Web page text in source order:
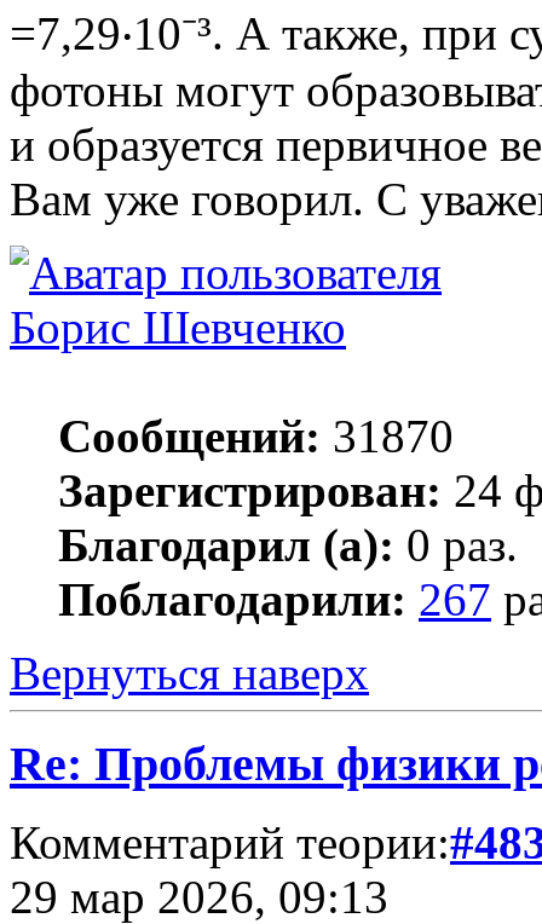
=7,29‧10⁻³. А также, при
фотоны могут
и образуется первичное
Вам уже говорил. С
Борис Шевченко
Сообщений: 31870
Зарегистрирован: 24
Благодарил (а): 0 раз.
Поблагодарили: 267
Вернуться наверх
Re: Проблемы физики
Комментарий теории:
29 мар 2026, 09:13